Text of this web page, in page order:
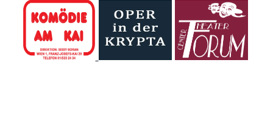
vorgekommen ist,
kam es zu
mehreren Bränden
auf Wiesen,